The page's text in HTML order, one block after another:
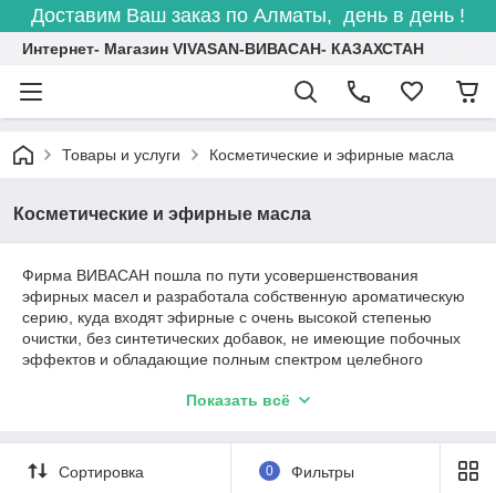
Доставим Ваш заказ по Алматы, день в день !
Интернет- Магазин VIVASAN-ВИВАСАН- КАЗАХСТАН
Товары и услуги Косметические и эфирные масла
Косметические и эфирные масла
Фирма ВИВАСАН пошла по пути усовершенствования
эфирных масел и разработала собственную ароматическую
серию, куда входят эфирные с очень высокой степенью
очистки, без синтетических добавок, не имеющие побочных
эффектов и обладающие полным спектром целебного
масла «33 травы» и спрея «Вива плюс») во флаконах из
Показать всё
Сортировка 0 Фильтры